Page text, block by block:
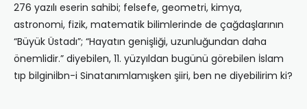
276 yazılı eserin sahibi; felsefe, geometri, kimya,
astronomi, fizik, matematik bilimlerinde de çağdaşlarının
“Büyük Üstadı”; “Hayatın genişliği, uzunluğundan daha
önemlidir.” diyebilen, 11. yüzyıldan bugünü görebilen İslam
tıp bilginiİbn-i Sinatanımlamışken şiiri, ben ne diyebilirim ki?